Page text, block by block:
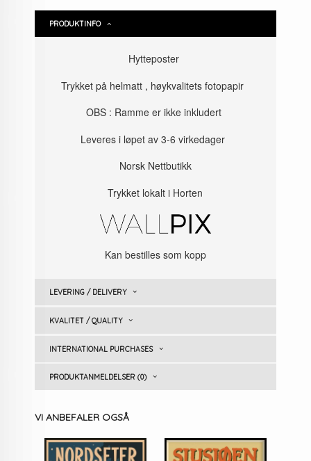
PRODUKTINFO
Hytteposter
Trykket på helmatt , høykvalitets fotopapir
OBS : Ramme er ikke inkludert
Leveres i løpet av 3-6 virkedager
Norsk Nettbutikk
Trykket lokalt i Horten
Kan bestilles som kopp
LEVERING / DELIVERY
KVALITET / QUALITY
INTERNATIONAL PURCHASES
PRODUKTANMELDELSER (0)
VI ANBEFALER OGSÅ